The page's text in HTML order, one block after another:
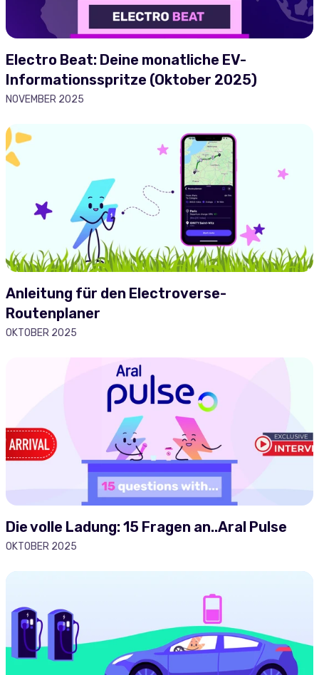
Electro Beat: Deine monatliche EV-
Informationsspritze (Oktober 2025)
NOVEMBER 2025
Anleitung für den Electroverse-
Routenplaner
OKTOBER 2025
Die volle Ladung: 15 Fragen an..Aral Pulse
OKTOBER 2025